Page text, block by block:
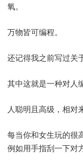
氧。
万物皆可编程。
还记得我之前写过关
其中这就是一种对人
人聪明且高级，相对
每当你和女生玩的很
例如用手指刮一下对